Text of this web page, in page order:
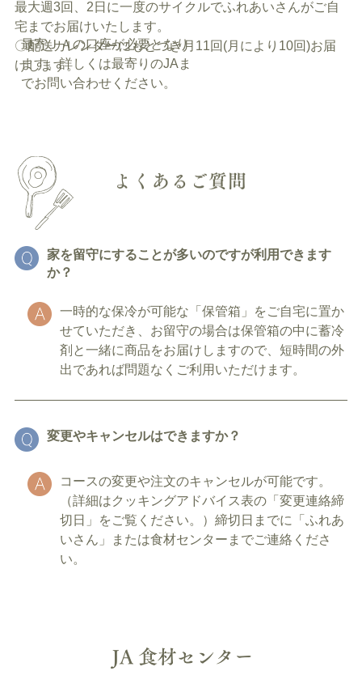
最寄ＪＡの口座が必要となり
ます。詳しくは最寄りのJAま
でお問い合わせください。
最大週3回、2日に一度のサイクルでふれあいさんがご自
宅までお届けいたします。
〇配送カレンダーにもとづき月11回(月により10回)お届
けします。
家を留守にすることが多いのですが利用できます
か？
一時的な保冷が可能な「保管箱」をご自宅に置か
せていただき、お留守の場合は保管箱の中に蓄冷
剤と一緒に商品をお届けしますので、短時間の外
出であれば問題なくご利用いただけます。
変更やキャンセルはできますか？
コースの変更や注文のキャンセルが可能です。
（詳細はクッキングアドバイス表の「変更連絡締
切日」をご覧ください。）締切日までに「ふれあ
いさん」または食材センターまでご連絡くださ
い。